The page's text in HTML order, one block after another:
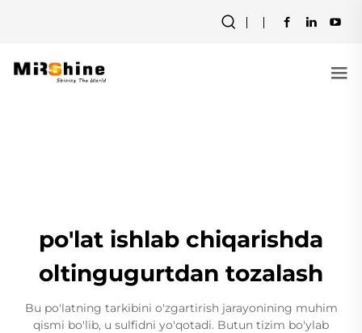
po'lat ishlab chiqarishda
oltingugurtdan tozalash
Bu po'latning tarkibini o'zgartirish jarayonining muhim
qismi bo'lib, u sulfidni yo'qotadi. Butun tizim bo'ylab